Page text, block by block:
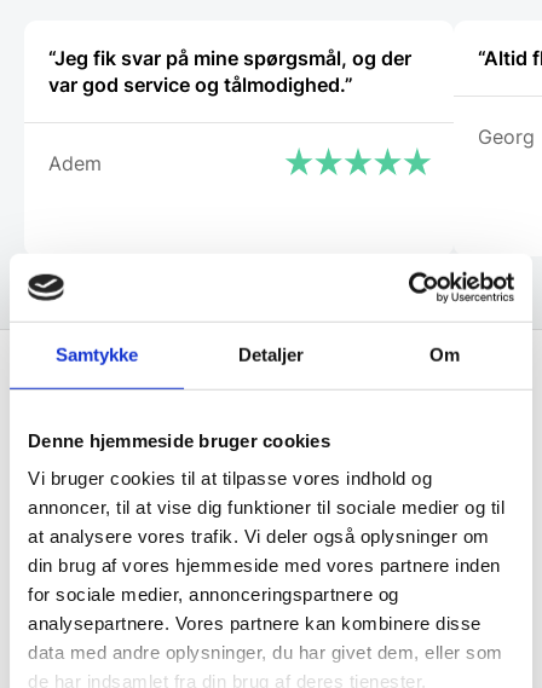
Samtykke Detaljer Om
Denne hjemmeside bruger cookies
Vi bruger cookies til at tilpasse vores indhold og
annoncer, til at vise dig funktioner til sociale medier og til
at analysere vores trafik. Vi deler også oplysninger om
din brug af vores hjemmeside med vores partnere inden
for sociale medier, annonceringspartnere og
analysepartnere. Vores partnere kan kombinere disse
data med andre oplysninger, du har givet dem, eller som
de har indsamlet fra din brug af deres tjenester.
“Jeg fik svar på mine spørgsmål, og der
var god service og tålmodighed.”
Adem
“Altid
Georg
Få de bedste tilbud først!
Husk at tilmelde dig vores nyhedsbrev og vær først
til de bedste tilbud. Og bare rolig, vi spammer dig
ikke, men sender kun relevante tilbud og
informationer til dig.